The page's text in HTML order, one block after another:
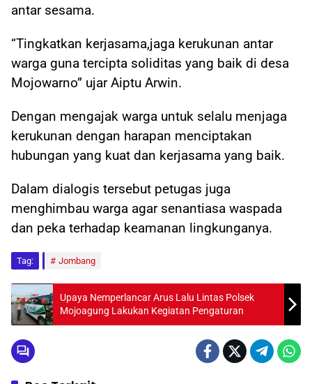
antar sesama.
“Tingkatkan kerjasama,jaga kerukunan antar
warga guna tercipta soliditas yang baik di desa
Mojowarno” ujar Aiptu Arwin.
Dengan mengajak warga untuk selalu menjaga
kerukunan dengan harapan menciptakan
hubungan yang kuat dan kerjasama yang baik.
Dalam dialogis tersebut petugas juga
menghimbau warga agar senantiasa waspada
dan peka terhadap keamanan lingkunganya.
Tag: Jombang
Upaya Nemperlancar Arus Lalu Lintas Polsek
Mojoagung Lakukan Kegiatan Pengaturan